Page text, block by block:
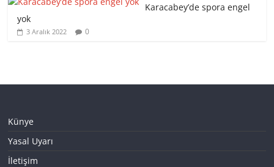
Karacabey’de spora engel
yok
3 Aralık 2022 0
Künye
Yasal Uyarı
İletişim